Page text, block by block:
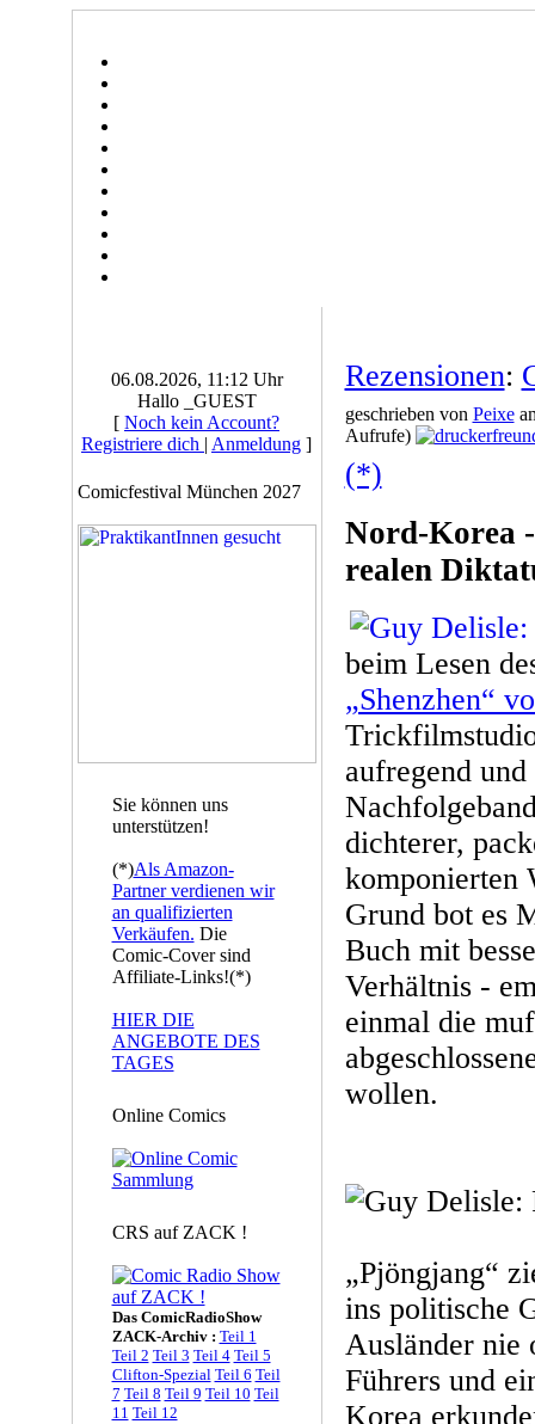
06.08.2026, 11:12 Uhr
Hallo _GUEST
[ Noch kein Account?
Registriere dich | Anmeldung ]
Comicfestival München 2027
Sie können uns
unterstützen!
(*)Als Amazon-
Partner verdienen wir
an qualifizierten
Verkäufen. Die
Comic-Cover sind
Affiliate-Links!(*)
HIER DIE
ANGEBOTE DES
TAGES
Online Comics
CRS auf ZACK !
Das ComicRadioShow
ZACK-Archiv : Teil 1
Teil 2 Teil 3 Teil 4 Teil 5
Clifton-Spezial Teil 6 Teil
7 Teil 8 Teil 9 Teil 10 Teil
11 Teil 12
Rezensionen:
geschrieben von Peixe
Aufrufe)
(*)
Nord-Korea
realen
beim Lesen
„Shenzhen“
aufregend
dichterer,
komponierten
Grund bot es
Buch mit
Verhältnis -
einmal die
wollen.
„Pjöngjang“
ins politische
Ausländer nie
Führers und
Korea